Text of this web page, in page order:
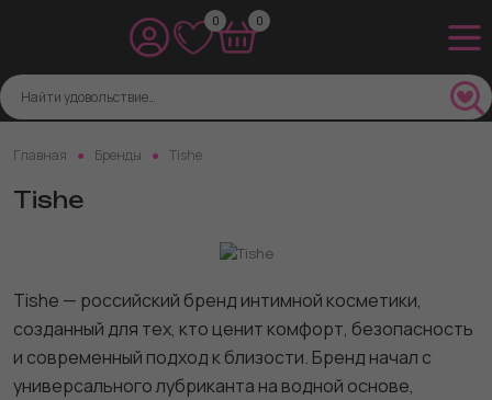
0 0
Главная Бренды Tishe
Tishe
Tishe — российский бренд интимной косметики,
созданный для тех, кто ценит комфорт, безопасность
и современный подход к близости. Бренд начал с
универсального лубриканта на водной основе,